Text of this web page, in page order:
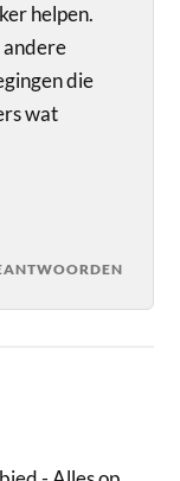
helpen.
andere
die
wat